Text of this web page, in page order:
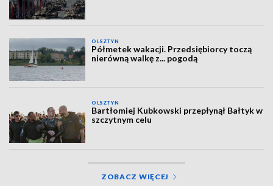
OLSZTYN
Półmetek wakacji. Przedsiębiorcy toczą
nierówną walkę z... pogodą
OLSZTYN
Bartłomiej Kubkowski przepłynął Bałtyk w
szczytnym celu
ZOBACZ WIĘCEJ